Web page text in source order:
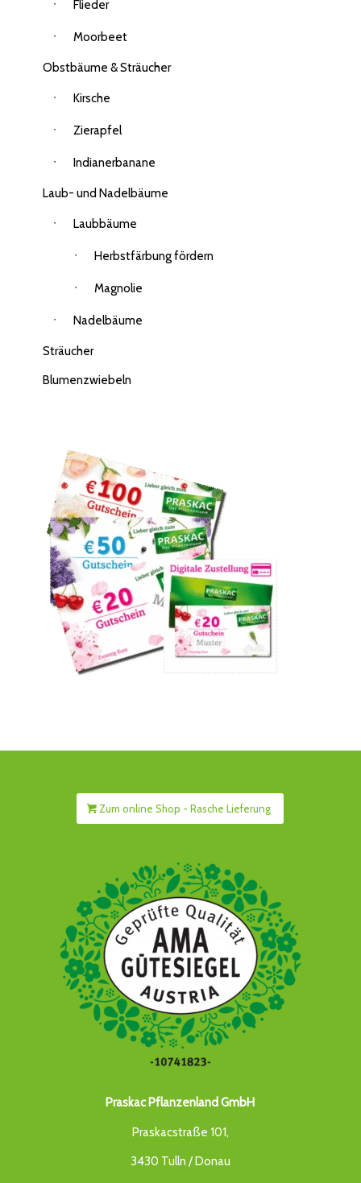
Flieder
Moorbeet
Obstbäume & Sträucher
Kirsche
Zierapfel
Indianerbanane
Laub- und Nadelbäume
Laubbäume
Herbstfärbung fördern
Magnolie
Nadelbäume
Sträucher
Blumenzwiebeln
Zum online Shop - Rasche Lieferung
Praskac Pflanzenland GmbH
Praskacstraße 101,
3430 Tulln / Donau